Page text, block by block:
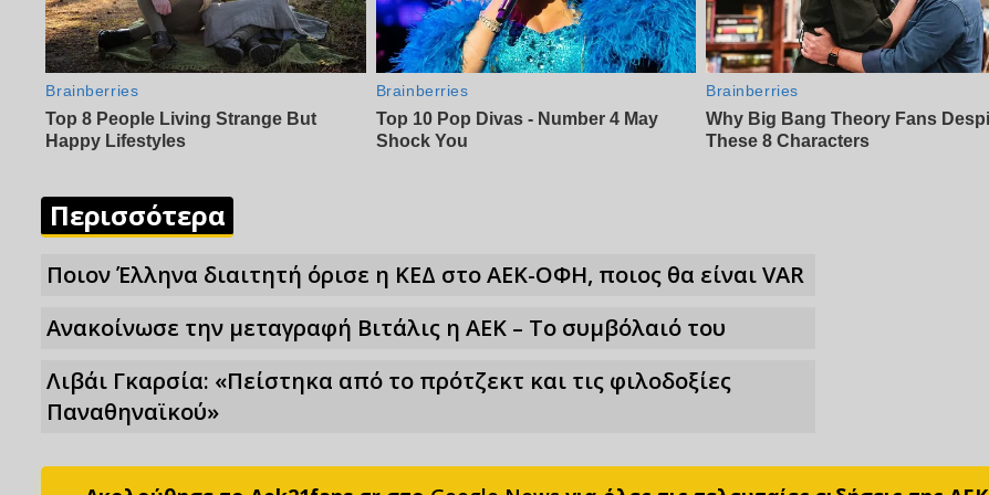
Περισσότερα
Ποιον Έλληνα διαιτητή όρισε η ΚΕΔ στο ΑΕΚ-ΟΦΗ, ποιος θα είναι VAR
Ανακοίνωσε την μεταγραφή Βιτάλις η ΑΕΚ – Το συμβόλαιό του
Λιβάι Γκαρσία: «Πείστηκα από το πρότζεκτ και τις φιλοδοξίες
Παναθηναϊκού»